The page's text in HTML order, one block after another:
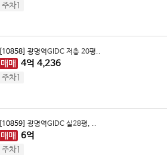
주차1
[10858] 광명역GIDC 저층 20평..
매매 4억 4,236
주차1
[10859] 광명역GIDC 실28평, ..
매매 6억
주차1